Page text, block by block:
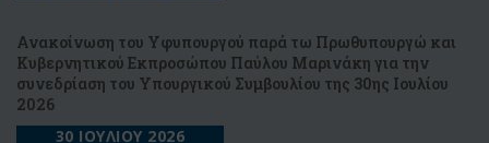
Ανακοίνωση του Υφυπουργού παρά τω Πρωθυπουργώ και
Κυβερνητικού Εκπροσώπου Παύλου Μαρινάκη για την
συνεδρίαση του Υπουργικού Συμβουλίου της 30ης Ιουλίου
2026
30 ΙΟΥΛΙΟΥ 2026